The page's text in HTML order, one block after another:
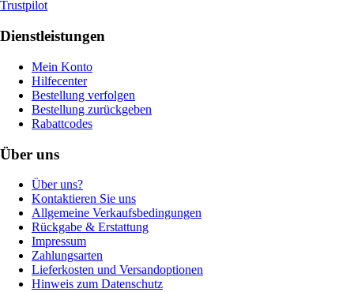
Trustpilot
Dienstleistungen
Mein Konto
Hilfecenter
Bestellung verfolgen
Bestellung zurückgeben
Rabattcodes
Über uns
Über uns?
Kontaktieren Sie uns
Allgemeine Verkaufsbedingungen
Rückgabe & Erstattung
Impressum
Zahlungsarten
Lieferkosten und Versandoptionen
Hinweis zum Datenschutz